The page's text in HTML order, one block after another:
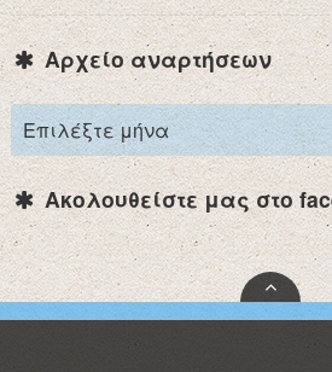
Αρχείο αναρτήσεων
Ακολουθείστε μας στο